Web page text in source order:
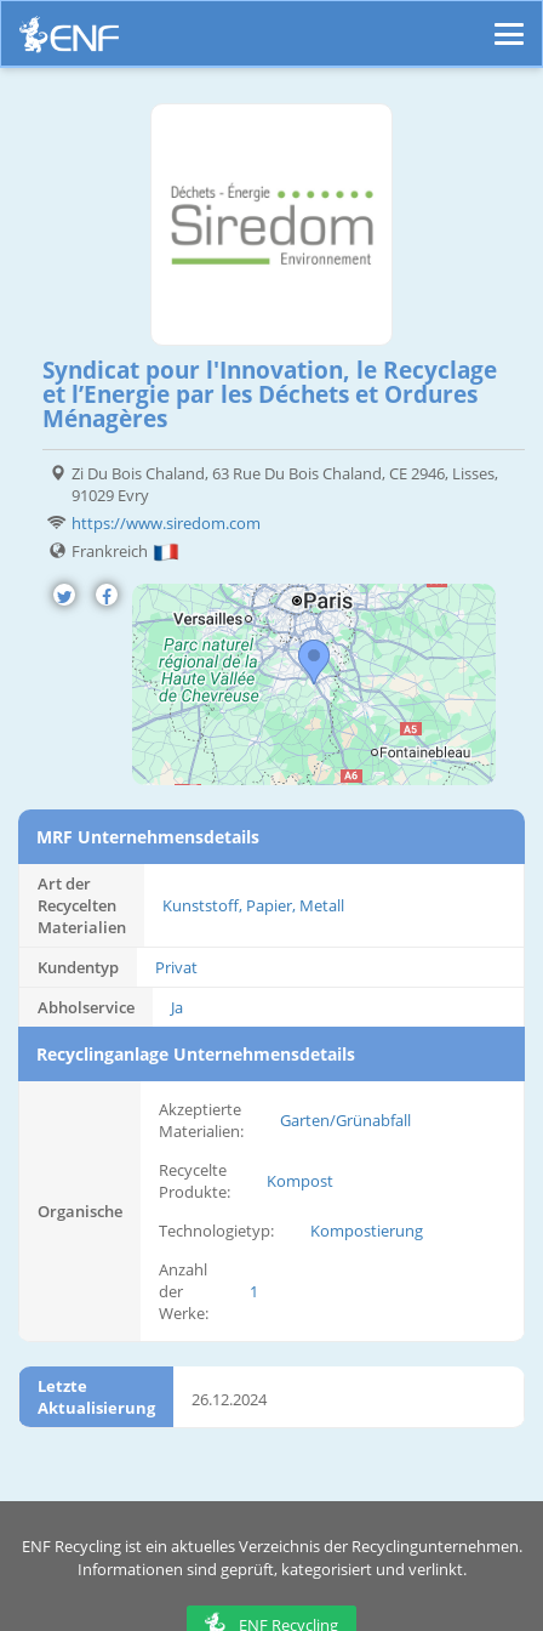
Syndicat pour l'Innovation, le Recyclage
et l’Energie par les Déchets et Ordures
Ménagères
Zi Du Bois Chaland, 63 Rue Du Bois Chaland, CE 2946, Lisses,
91029 Evry
https://www.siredom.com
Frankreich
MRF Unternehmensdetails
Art der
Recycelten
Materialien
Kunststoff, Papier, Metall
Kundentyp
Privat
Abholservice
Ja
Recyclinganlage Unternehmensdetails
Organische
Akzeptierte
Materialien:
Garten/Grünabfall
Recycelte
Produkte:
Kompost
Technologietyp:
Kompostierung
Anzahl
der
Werke:
1
Letzte
Aktualisierung
26.12.2024
ENF Recycling ist ein aktuelles Verzeichnis der Recyclingunternehmen.
Informationen sind geprüft, kategorisiert und verlinkt.
ENF Recycling